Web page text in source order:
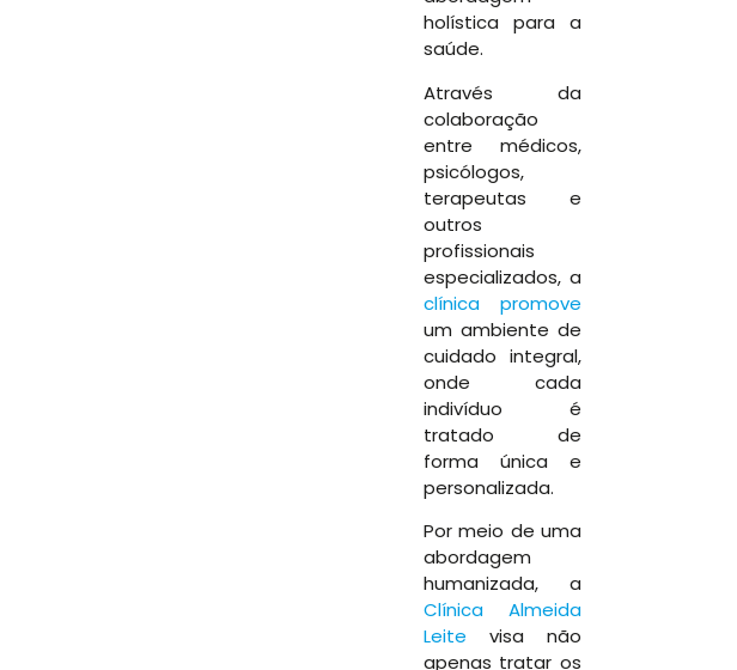
holística para a
saúde.
Através da
colaboração
entre médicos,
psicólogos,
terapeutas e
outros
profissionais
especializados, a
clínica promove
um ambiente de
cuidado integral,
onde cada
indivíduo é
tratado de
forma única e
personalizada.
Por meio de uma
abordagem
humanizada, a
Clínica Almeida
Leite visa não
apenas tratar os